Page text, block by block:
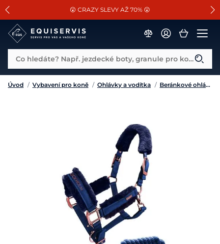
SLEVA 13% na vše od Cassini!
😮 CRAZY SLEVY AŽ 70% 😮
📐Pasování a doplňky k vybraným sedlům ZDARMA 🐴
Co hledáte? Např. jezdecké boty, granule pro koně...
Úvod / Vybavení pro koně / Ohlávky a vodítka / Beránkové ohlávky